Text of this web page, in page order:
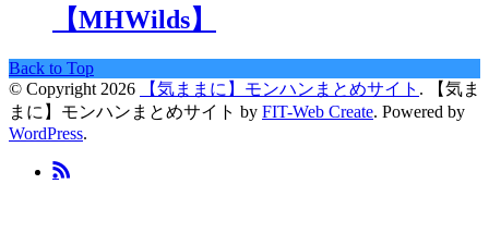
【MHWilds】
Back to Top
© Copyright 2026
【気ままに】モンハンまとめサイト .
【気ま
まに】モンハンまとめサイト by FIT-Web Create. Powered by
WordPress.